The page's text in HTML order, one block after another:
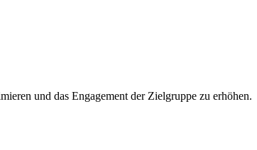
und das Engagement der Zielgruppe zu erhöhen.